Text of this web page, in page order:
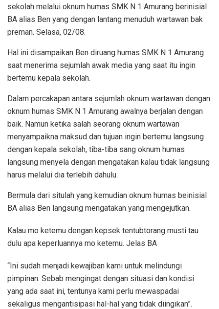
sekolah melalui oknum humas SMK N 1 Amurang berinisial
BA alias Ben yang dengan lantang menuduh wartawan bak
preman. Selasa, 02/08.
Hal ini disampaikan Ben diruang humas SMK N 1 Amurang
saat menerima sejumlah awak media yang saat itu ingin
bertemu kepala sekolah.
Dalam percakapan antara sejumlah oknum wartawan dengan
oknum humas SMK N 1 Amurang awalnya berjalan dengan
baik. Namun ketika salah seorang oknum wartawan
menyampaikna maksud dan tujuan ingin bertemu langsung
dengan kepala sekolah, tiba-tiba sang oknum humas
langsung menyela dengan mengatakan kalau tidak langsung
harus melalui dia terlebih dahulu.
Bermula dari situlah yang kemudian oknum humas beinisial
BA alias Ben langsung mengatakan yang mengejutkan.
Kalau mo ketemu dengan kepsek tentubtorang musti tau
dulu apa keperluannya mo ketemu. Jelas BA
“Ini sudah menjadi kewajiban kami untuk melindungi
pimpinan. Sebab mengingat dengan situasi dan kondisi
yang ada saat ini, tentunya kami perlu mewaspadai
sekaligus mengantisipasi hal-hal yang tidak diingikan”.